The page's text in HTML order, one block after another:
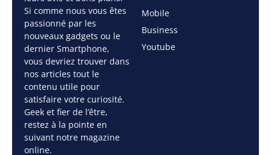
Si comme nous vous êtes
passionné par les
nouveaux gadgets ou le
dernier Smartphone,
vous devriez trouver dans
nos articles tout le
contenu utile pour
satisfaire votre curiosité.
Geek et fier de l’être,
restez à la pointe en
suivant notre magazine
online.
Mobile
Business
Youtube